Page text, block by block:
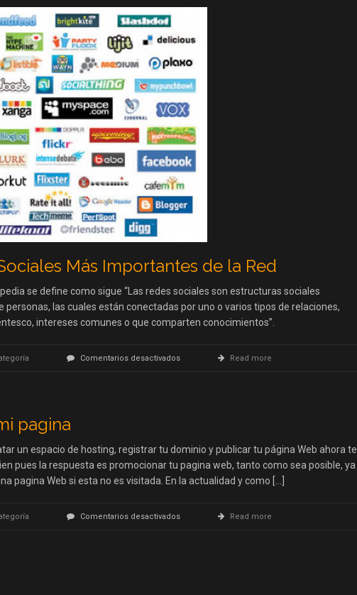
la
Ahora
Más Importantes de la Red
se define como sigue “Las redes sociales son estructuras sociales
personas, las cuales están conectadas por uno o varios tipos de relaciones,
intereses comunes o que comparten conocimientos”.
Comentarios desactivadosen
la
Red
Read more
pagina
un espacio de hosting, registrar tu dominio y publicar tu página Web ahora te
pues la respuesta es promocionar tu pagina web, tanto como sea posible, ya
pagina Web si esta no es visitada. En la actualidad y como […]
Comentarios desactivadosen
Read more